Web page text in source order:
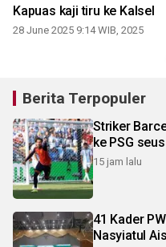
Kapuas kaji tiru ke Kalsel
28 June 2025 9:14 WIB, 2025
Berita Terpopuler
Striker
ke PSG
15 jam lalu
41 Kader
Nasyiatul